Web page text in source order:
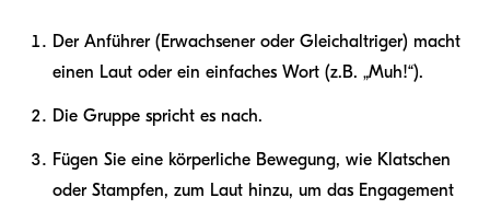
Der Anführer (Erwachsener oder Gleichaltriger) macht
einen Laut oder ein einfaches Wort (z.B. „Muh!“).
Die Gruppe spricht es nach.
Fügen Sie eine körperliche Bewegung, wie Klatschen
oder Stampfen, zum Laut hinzu, um das Engagement